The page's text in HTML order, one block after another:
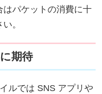
パケットの消費に十
。
期待
ルでは SNS アプリや